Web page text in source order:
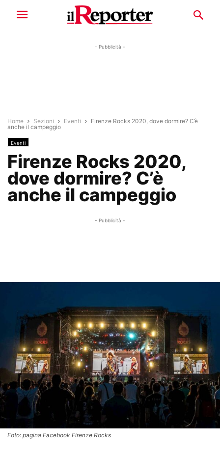
- Pubblicità -
Home Sezioni Eventi
Firenze Rocks 2020, dove dormire? C’è
anche il campeggio
Eventi
Firenze Rocks 2020,
dove dormire? C’è
anche il campeggio
- Pubblicità -
Foto: pagina Facebook Firenze Rocks